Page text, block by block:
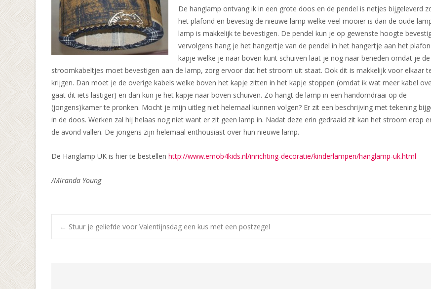
De hanglamp ontvang ik in een grote doos en de pendel is netjes bijgeleverd
het plafond en bevestig de nieuwe lamp welke veel mooier is dan de oude
lamp is makkelijk te bevestigen. De pendel kun je op gewenste hoogte
vervolgens hang je het hangertje van de pendel in het hangertje aan het
kapje welke je naar boven kunt schuiven laat je nog naar beneden omdat je de
stroomkabeltjes moet bevestigen aan de lamp, zorg ervoor dat het stroom uit staat. Ook dit is makkelijk voor elkaar
krijgen. Dan moet je de overige kabels welke boven het kapje zitten in het kapje stoppen (omdat ik wat meer kabel
gaat dit iets lastiger) en dan kun je het kapje naar boven schuiven. Zo hangt de lamp in een handomdraai op de
(jongens)kamer te pronken. Mocht je mijn uitleg niet helemaal kunnen volgen? Er zit een beschrijving met tekening
in de doos. Werken zal hij helaas nog niet want er zit geen lamp in. Nadat deze erin gedraaid zit kan het stroom erop
de avond vallen. De jongens zijn helemaal enthousiast over hun nieuwe lamp.
De Hanglamp UK is hier te bestellen http://www.emob4kids.nl/inrichting-decoratie/kinderlampen/hanglamp-uk.html
/Miranda Young
Bericht
← Stuur je geliefde voor Valentijnsdag een kus met een postzegel